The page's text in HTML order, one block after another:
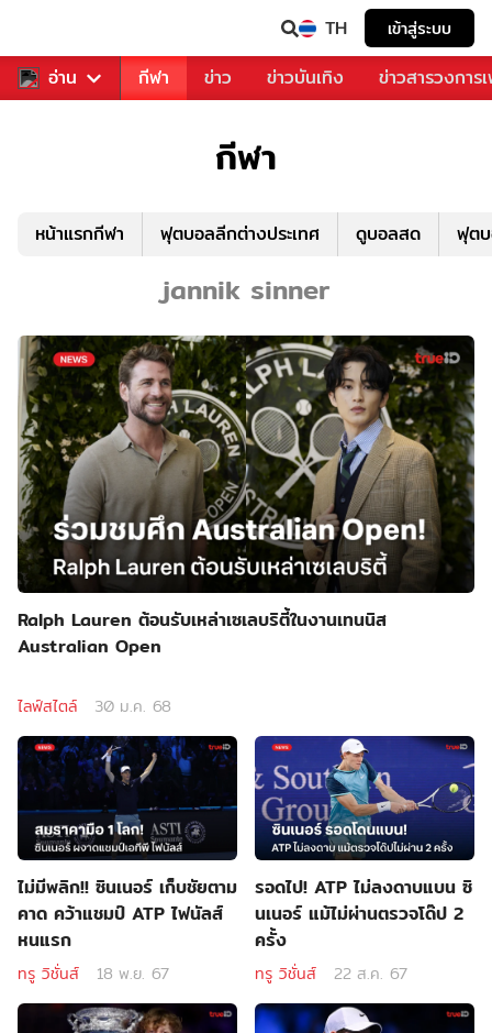
TH เข้าสู่ระบบ
อ่าน
สำหรับคุณ กีฬา ข่าว ข่าวบันเทิง ข่าวสารวงการ
กีฬา
หน้าแรกกีฬา ฟุตบอลลีกต่างประเทศ ดูบอลสด ฟุต
jannik sinner
Ralph Lauren ต้อนรับเหล่าเซเลบริตี้ในงานเทนนิส
Australian Open
ไลฟ์สไตล์ 30 ม.ค. 68
ไม่มีพลิก!! ซินเนอร์ เก็บชัยตาม
คาด คว้าแชมป์ ATP ไฟนัลส์
หนแรก
ทรู วิชั่นส์ 18 พ.ย. 67
รอดไป! ATP ไม่ลงดาบแบน ซิ
นเนอร์ แม้ไม่ผ่านตรวจโด๊ป 2
ครั้ง
ทรู วิชั่นส์ 22 ส.ค. 67